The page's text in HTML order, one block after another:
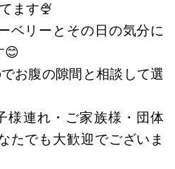
ます🍨
ベリーとその日の気分に
😊
お腹の隙間と相談して選
様連れ・ご家族様・団体
たでも大歓迎でございま